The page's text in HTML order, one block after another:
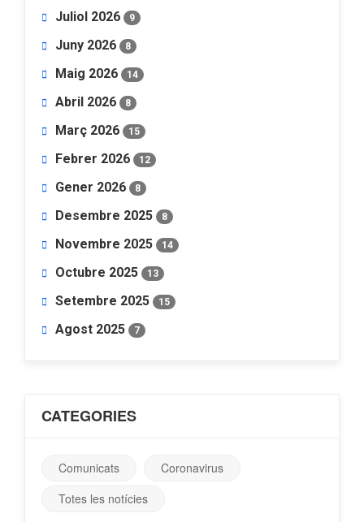
Juliol 2026 9
Juny 2026 8
Maig 2026 14
Abril 2026 8
Març 2026 15
Febrer 2026 12
Gener 2026 8
Desembre 2025 8
Novembre 2025 14
Octubre 2025 13
Setembre 2025 15
Agost 2025 7
CATEGORIES
Comunicats
Coronavirus
Totes les notícies